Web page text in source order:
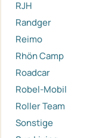
RJH
Randger
Reimo
Rhön Camp
Roadcar
Robel-Mobil
Roller Team
Sonstige